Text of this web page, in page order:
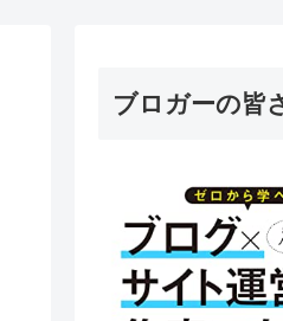
ブロガーの皆